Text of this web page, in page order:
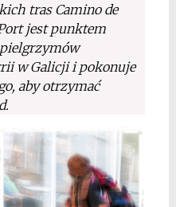
tras Camino de
jest punktem
w Galicji i pokonuje
aby otrzymać